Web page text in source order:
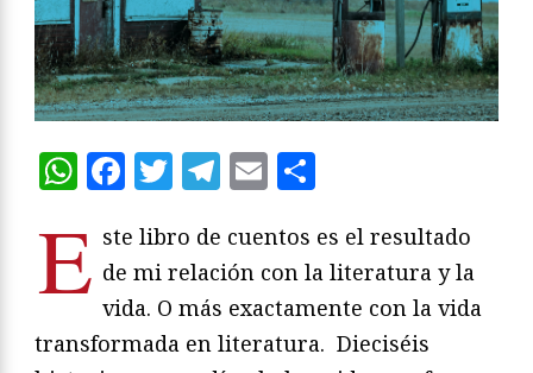
WhatsApp
Facebook
Twitter
Telegram
Email
E ste libro de cuentos es el resultado
de mi relación con la literatura y la
vida. O más exactamente con la vida
transformada en literatura. Dieciséis